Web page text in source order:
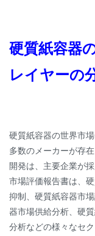
硬質紙容器
レイヤーの
硬質紙容器の世界市
多数のメーカーが存
開発は、主要企業が
市場評価報告書は、
抑制、硬質紙容器市
器市場供給分析、硬
分析などの様々なセ